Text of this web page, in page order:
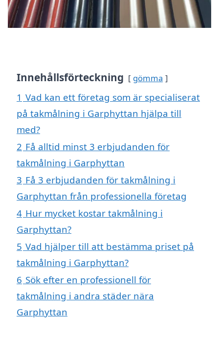
Innehållsförteckning gömma
1 Vad kan ett företag som är specialiserat
på takmålning i Garphyttan hjälpa till
med?
2 Få alltid minst 3 erbjudanden för
takmålning i Garphyttan
3 Få 3 erbjudanden för takmålning i
Garphyttan från professionella företag
4 Hur mycket kostar takmålning i
Garphyttan?
5 Vad hjälper till att bestämma priset på
takmålning i Garphyttan?
6 Sök efter en professionell för
takmålning i andra städer nära
Garphyttan